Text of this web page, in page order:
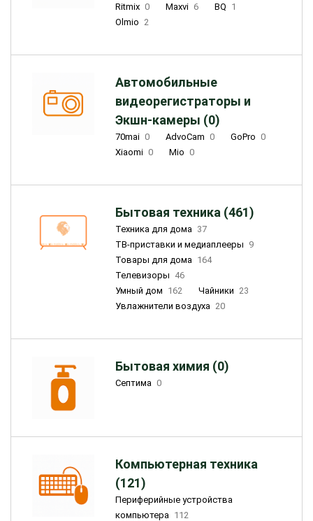
Ritmix 0 Maxvi 6 BQ 1
Olmio 2
Автомобильные
видеорегистраторы и
Экшн-камеры (0)
70mai 0 AdvoCam 0 GoPro 0
Xiaomi 0 Mio 0
Бытовая техника (461)
Техника для дома 37
ТВ-приставки и медиаплееры 9
Товары для дома 164
Телевизоры 46
Умный дом 162 Чайники 23
Увлажнители воздуха 20
Бытовая химия (0)
Септима 0
Компьютерная техника
(121)
Периферийные устройства
компьютера 112